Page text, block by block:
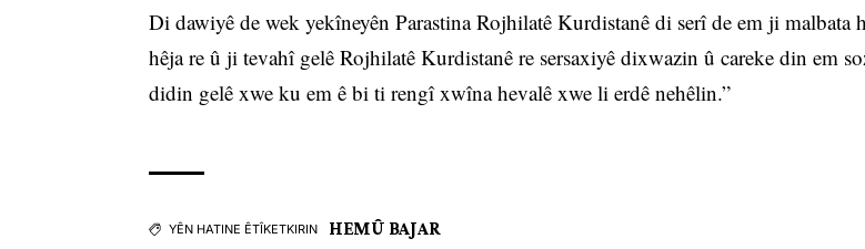
Di dawiyê de wek yekîneyên Parastina Rojhilatê Kurdistanê di serî de em ji malbata
hêja re û ji tevahî gelê Rojhilatê Kurdistanê re sersaxiyê dixwazin û careke din em
didin gelê xwe ku em ê bi ti rengî xwîna hevalê xwe li erdê nehêlin.”
YÊN HATINE ÊTÎKETKIRIN HEMÛ BAJAR